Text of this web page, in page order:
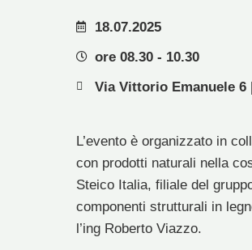
18.07.2025
ore 08.30 - 10.30
Via Vittorio Emanuele 6
L’evento è organizzato in
con prodotti naturali nella
Steico Italia, filiale del
componenti strutturali in
l’ing Roberto Viazzo.